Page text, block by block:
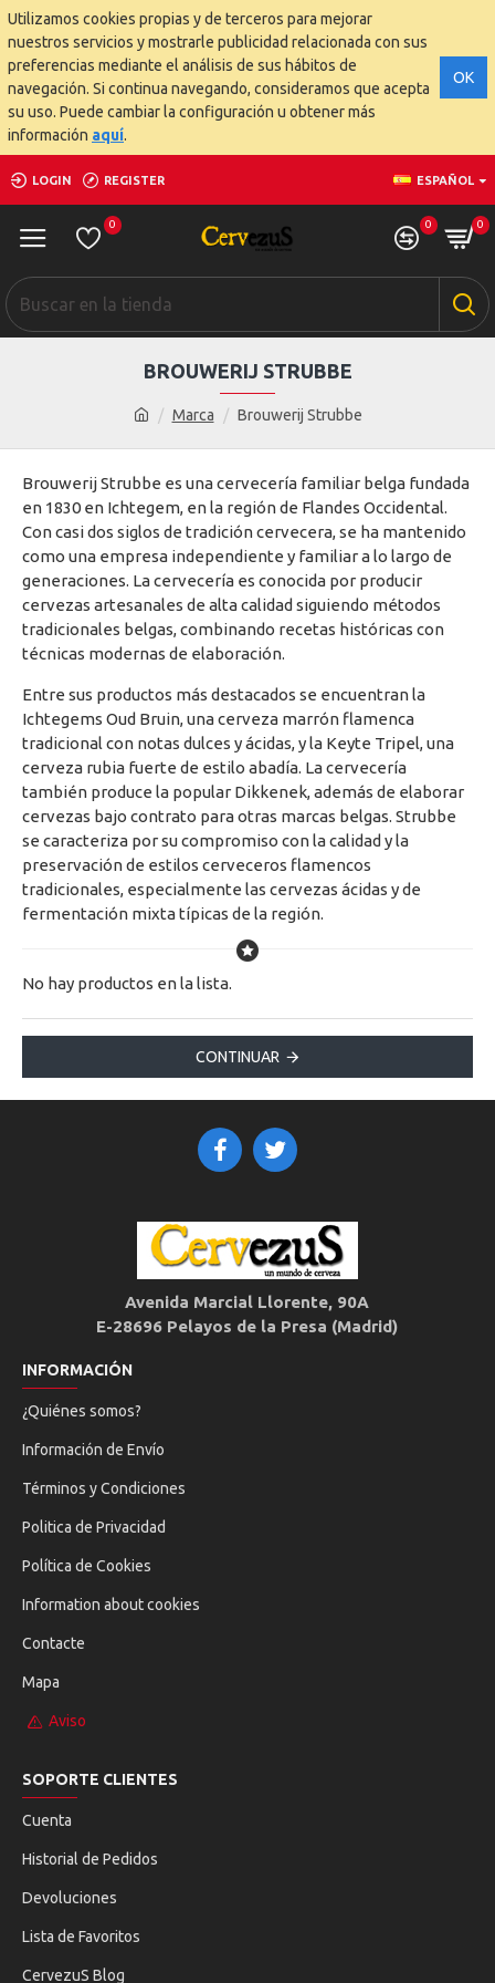
Utilizamos cookies propias y de terceros para mejorar
nuestros servicios y mostrarle publicidad relacionada con sus
preferencias mediante el análisis de sus hábitos de
navegación. Si continua navegando, consideramos que acepta
su uso. Puede cambiar la configuración u obtener más
información aquí.
OK
LOGIN REGISTER ESPAÑOL
0 0 0
Marca Brouwerij Strubbe
BROUWERIJ STRUBBE
Brouwerij Strubbe es una cervecería familiar belga fundada
en 1830 en Ichtegem, en la región de Flandes Occidental.
Con casi dos siglos de tradición cervecera, se ha mantenido
como una empresa independiente y familiar a lo largo de
generaciones. La cervecería es conocida por producir
cervezas artesanales de alta calidad siguiendo métodos
tradicionales belgas, combinando recetas históricas con
técnicas modernas de elaboración.
Entre sus productos más destacados se encuentran la
Ichtegems Oud Bruin, una cerveza marrón flamenca
tradicional con notas dulces y ácidas, y la Keyte Tripel, una
cerveza rubia fuerte de estilo abadía. La cervecería
también produce la popular Dikkenek, además de elaborar
cervezas bajo contrato para otras marcas belgas. Strubbe
se caracteriza por su compromiso con la calidad y la
preservación de estilos cerveceros flamencos
tradicionales, especialmente las cervezas ácidas y de
fermentación mixta típicas de la región.
No hay productos en la lista.
CONTINUAR
Avenida Marcial Llorente, 90A
E-28696 Pelayos de la Presa (Madrid)
INFORMACIÓN
¿Quiénes somos?
Información de Envío
Términos y Condiciones
Politica de Privacidad
Política de Cookies
Information about cookies
Contacte
Mapa
Aviso
SOPORTE CLIENTES
Cuenta
Historial de Pedidos
Devoluciones
Lista de Favoritos
CervezuS Blog